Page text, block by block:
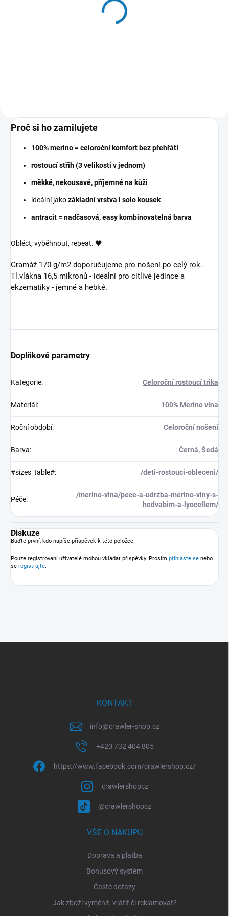
Lněná dětská kšiltovka
Proč si ho zamilujete
100% merino = celoroční komfort bez přehřátí
rostoucí střih (3 velikosti v jednom)
měkké, nekousavé, příjemné na kůži
ideální jakozákladní vrstva i solo kousek
antracit = nadčasová, easy kombinovatelná barva
Obléct, vyběhnout, repeat. 🖤
Gramáž 170 g/m2 doporučujeme pro nošení po celý rok.
Tl.vlákna 16,5 mikronů - ideální pro citlivé jedince a
ekzematiky - jemné a hebké.
Doplňkové parametry
Kategorie: Celoroční rostoucí trika
Materiál : 100% Merino vlna
Roční období: Celoroční nošení
Barva: Černá, Šedá
#sizes_table#: /deti-rostouci-obleceni/
Péče:
/merino-vlna/pece-a-udrzba-merino-vlny-s-
hedvabim-a-lyocellem/
Diskuze
Buďte první, kdo napíše příspěvek k této položce.
Pouze registrovaní uživatelé mohou vkládat příspěvky. Prosím přihlaste se nebo
se registrujte.
KONTAKT
info@crawler-shop.cz
+420 732 404 805
https://www.facebook.com/crawlershop.cz/
crawlershopcz
@crawlershopcz
VŠE O NÁKUPU
Doprava a platba
Bonusový systém
Časté dotazy
Jak zboží vyměnit, vrátit či reklamovat?